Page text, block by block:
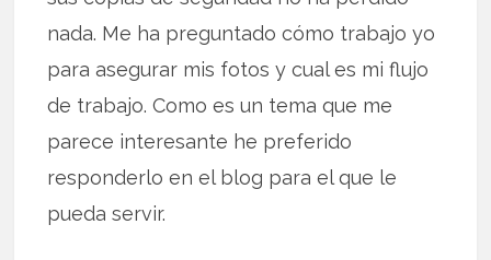
nada. Me ha preguntado cómo trabajo yo
para asegurar mis fotos y cual es mi flujo
de trabajo. Como es un tema que me
parece interesante he preferido
responderlo en el blog para el que le
pueda servir.